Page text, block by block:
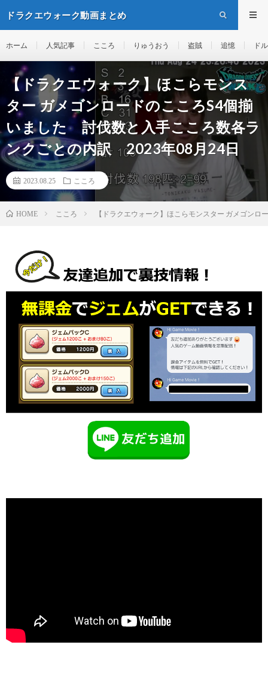
ドラクエウォーク動画まとめ
ホーム 人気記事 こころ りゅうおう 盗賊 追憶 ド
【ドラクエウォーク】ほこらモンス
ター ガメゴンロードのこころS4個揃
いました 討伐数と入手こころ数各ラ
ンクごとの内訳 2023年08月24日
2023.08.25 こころ
HOME こころ 【ドラクエウォーク】ほこらモンスター ガメゴン